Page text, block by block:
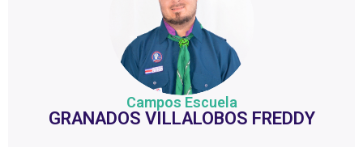
Campos Escuela
GRANADOS VILLALOBOS FREDDY